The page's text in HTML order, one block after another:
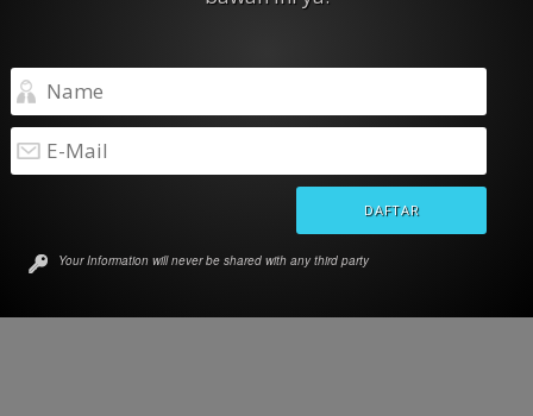
pengumuman, ketentuan, rincian jadwal, proses, pedoman
dan lain-lain di halaman
2017.
Your Information will never be shared with any third party